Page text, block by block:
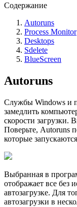
Содержание
Autoruns
Process Monitor
Desktops
Sdelete
BlueScreen
Autoruns
Службы Windows и
замедлить
скорости загрузки.
Поверьте, Autoruns
которые
Выбранная в
отображает все
автозагрузке. Для
автозагрузки в